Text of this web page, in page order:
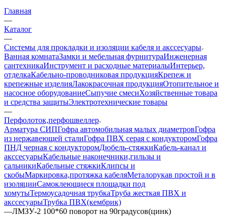
Главная
—
Каталог
—
Системы для прокладки и изоляции кабеля и акссесуары
Ванная комнатаЗамки и мебельная фурнитураИнженерная
сантехникаИнструмент и расходные материалыИнтерьер,
отделкаКабельно-проводниковая продукцияКрепеж и
крепежные изделияЛакокрасочная продукцияОтопительное и
насосное оборудованиеСыпучие смесиХозяйственные товара
и средства защитыЭлектротехнические товары
—
Перфолоток,перфошвеллер
Арматура СИПГофра автомобильная малых диаметровГофра
из нержавеющей сталиГофра ПВХ серая с кондукторомГофра
ПНД черная с кондукторомДюбель-стяжкиКабель-канал и
акссесуарыКабельные наконечники,гильзы и
сальникиКабельные стяжкиКлипсы и
скобыМаркировка,протяжка кабеляМеталорукав простой и в
изоляцииСамоклеющиеся площадки под
хомутыТермоусадочная трубкаТруба жесткая ПВХ и
акссесуарыТрубка ПВХ(кембрик)
—ЛМЗУ-2 100*60 поворот на 90градусов(цинк)